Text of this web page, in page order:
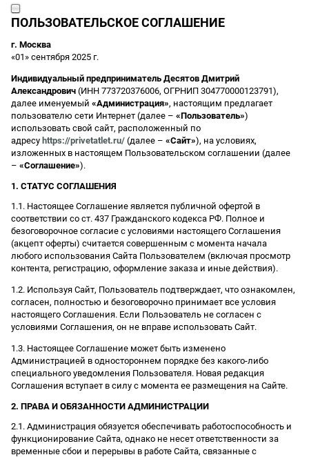
ПОЛЬЗОВАТЕЛЬСКОЕ СОГЛАШЕНИЕ
г. Москва
«01» сентября 2025 г.
Индивидуальный предприниматель Десятов Дмитрий
Александрович (ИНН 773720376006, ОГРНИП 304770000123791),
далее именуемый «Администрация», настоящим предлагает
пользователю сети Интернет (далее – «Пользователь»)
использовать свой сайт, расположенный по
адресу https://privetatlet.ru/ (далее – «Сайт»), на условиях,
изложенных в настоящем Пользовательском соглашении (далее
– «Соглашение»).
1. СТАТУС СОГЛАШЕНИЯ
1.1. Настоящее Соглашение является публичной офертой в
соответствии со ст. 437 Гражданского кодекса РФ. Полное и
безоговорочное согласие с условиями настоящего Соглашения
(акцепт оферты) считается совершенным с момента начала
любого использования Сайта Пользователем (включая просмотр
контента, регистрацию, оформление заказа и иные действия).
1.2. Используя Сайт, Пользователь подтверждает, что ознакомлен,
согласен, полностью и безоговорочно принимает все условия
настоящего Соглашения. Если Пользователь не согласен с
условиями Соглашения, он не вправе использовать Сайт.
1.3. Настоящее Соглашение может быть изменено
Администрацией в одностороннем порядке без какого-либо
специального уведомления Пользователя. Новая редакция
Соглашения вступает в силу с момента ее размещения на Сайте.
2. ПРАВА И ОБЯЗАННОСТИ АДМИНИСТРАЦИИ
2.1. Администрация обязуется обеспечивать работоспособность и
функционирование Сайта, однако не несет ответственности за
временные сбои и перерывы в работе Сайта, связанные с